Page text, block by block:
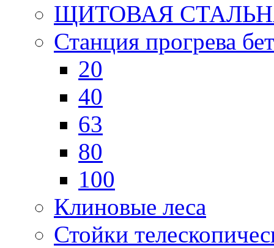
ЩИТОВАЯ
Станция прогрева
20
40
63
80
100
Клиновые леса
Стойки